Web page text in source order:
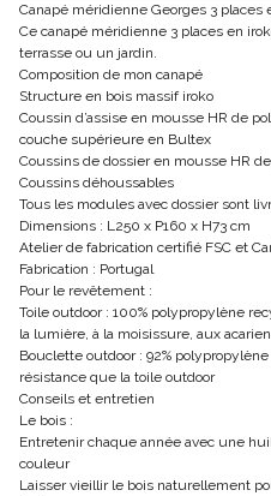
Canapé méridienne Georges 3 places
Ce canapé méridienne 3 places en
terrasse ou un jardin.
Composition de mon canapé
Structure en bois massif iroko
Coussin d’assise en mousse HR de
couche supérieure en Bultex
Coussins de dossier en mousse HR
Coussins déhoussables
Tous les modules avec dossier sont
Dimensions : L250 x P160 x H73 cm
Atelier de fabrication certifié FSC et
Fabrication : Portugal
Pour le revêtement :
Toile outdoor : 100% polypropylène
la lumière, à la moisissure, aux
Bouclette outdoor : 92%
résistance que la toile outdoor
Conseils et entretien
Le bois :
Entretenir chaque année avec une
couleur
Laisser vieillir le bois naturellement